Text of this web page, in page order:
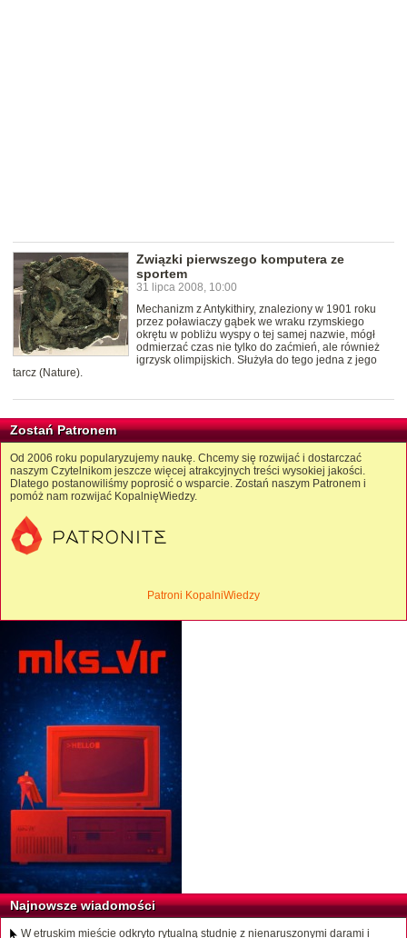
Związki pierwszego komputera ze
sportem
31 lipca 2008, 10:00
Mechanizm z Antykithiry, znaleziony w 1901 roku
przez poławiaczy gąbek we wraku rzymskiego
okrętu w pobliżu wyspy o tej samej nazwie, mógł
odmierzać czas nie tylko do zaćmień, ale również
igrzysk olimpijskich. Służyła do tego jedna z jego
tarcz (Nature).
Zostań Patronem
Od 2006 roku popularyzujemy naukę. Chcemy się rozwijać i dostarczać
naszym Czytelnikom jeszcze więcej atrakcyjnych treści wysokiej jakości.
Dlatego postanowiliśmy poprosić o wsparcie. Zostań naszym Patronem i
pomóż nam rozwijać KopalnięWiedzy.
Patroni KopalniWiedzy
Najnowsze wiadomości
W etruskim mieście odkryto rytualną studnię z nienaruszonymi darami i